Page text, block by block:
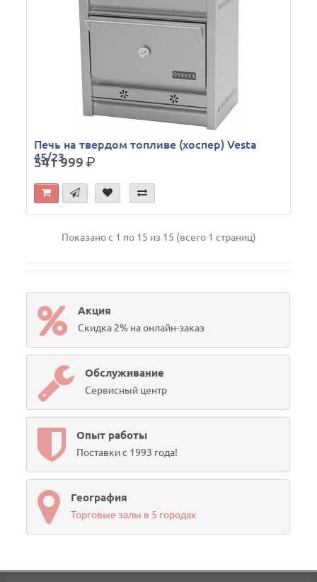
Печь на твердом топливе (хоспер) Vesta
45/23
541 999р.
Показано с 1 по 15 из 15 (всего 1 страниц)
Акция
Скидка 2% на онлайн-заказ
Обслуживание
Сервисный центр
Опыт работы
Поставки с 1993 года!
География
Торговые залы в 5 городах